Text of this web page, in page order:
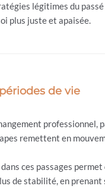
légitimes du
plus juste et apaisée.
de vie
professionnel,
remettent en
dans ces passages
de stabilité, en prenant